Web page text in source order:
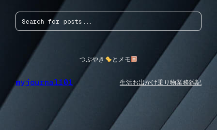
検
索
つぶやき とメモ
myjournal101 生活お出かけ乗り物業務雑記